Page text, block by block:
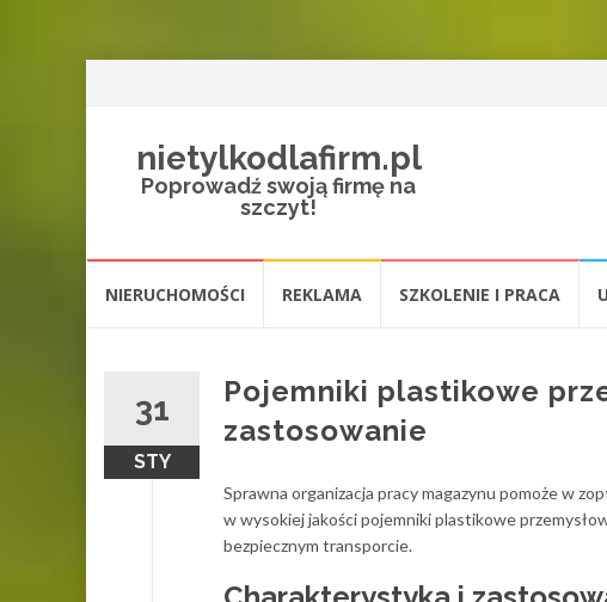
nietylkodlafirm.pl
Poprowadź swoją firmę na
szczyt!
NIERUCHOMOŚCI REKLAMA SZKOLENIE I PRACA
31
STY
Pojemniki plastikowe
zastosowanie
Sprawna organizacja pracy magazynu pomoże w
w wysokiej jakości pojemniki plastikowe
bezpiecznym transporcie.